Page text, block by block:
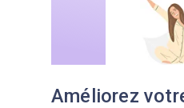
Améliorez